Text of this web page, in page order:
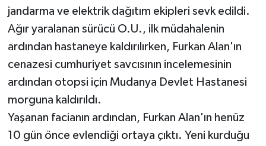
jandarma ve elektrik dağıtım ekipleri sevk edildi.
Ağır yaralanan sürücü O.U., ilk müdahalenin
ardından hastaneye kaldırılırken, Furkan Alan'ın
cenazesi cumhuriyet savcısının incelemesinin
ardından otopsi için Mudanya Devlet Hastanesi
morguna kaldırıldı.
Yaşanan facianın ardından, Furkan Alan'ın henüz
10 gün önce evlendiği ortaya çıktı. Yeni kurduğu